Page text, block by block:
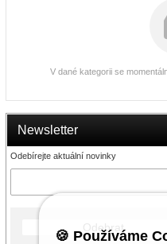
Newsletter
Odebírejte aktuální novinky
Odebrat
V dané kategorii se
🍪 Používáme